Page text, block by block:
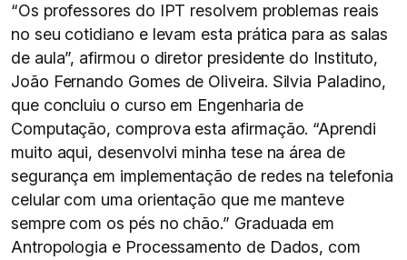
“Os professores do IPT resolvem problemas reais
no seu cotidiano e levam esta prática para as salas
de aula”, afirmou o diretor presidente do Instituto,
João Fernando Gomes de Oliveira. Silvia Paladino,
que concluiu o curso em Engenharia de
Computação, comprova esta afirmação. “Aprendi
muito aqui, desenvolvi minha tese na área de
segurança em implementação de redes na telefonia
celular com uma orientação que me manteve
sempre com os pés no chão.” Graduada em
Antropologia e Processamento de Dados, com